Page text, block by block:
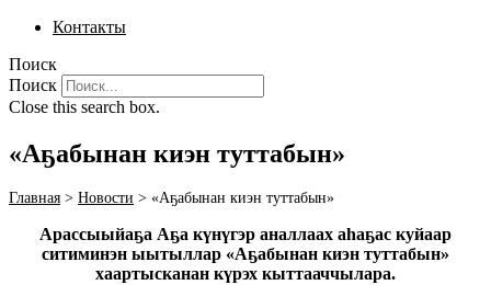
Контакты
Поиск
Поиск
Close this search box.
«Аҕабынан киэн туттабын»
Главная > Новости > «Аҕабынан киэн туттабын»
Арассыыйаҕа Аҕа күнүгэр аналлаах аһаҕас куйаар
ситиминэн ыытыллар «Аҕабынан киэн туттабын»
хаартысканан күрэх кыттааччылара.